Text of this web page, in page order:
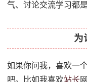
气、讨论交流学习都
为
如果你问我，喜欢一
吧。比如我喜欢站长